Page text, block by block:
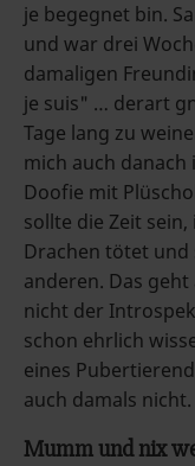
je begegnet bin.
und war drei
damaligen
je suis" … derart
Tage lang zu
mich auch danach
Doofie mit
sollte die Zeit
Drachen tötet und
anderen. Das
nicht der
schon ehrlich
eines
auch damals
Mumm und nix